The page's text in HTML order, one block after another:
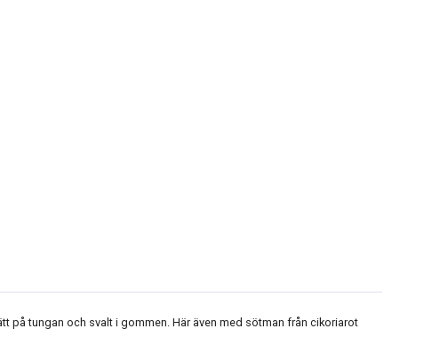
på tungan och svalt i gommen. Här även med sötman från cikoriarot